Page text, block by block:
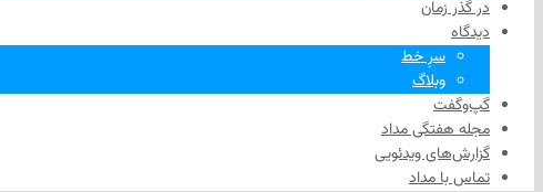
در گذر زمان
دیدگاه
سرِ خط
وبلاگ
گپ‌وگفت
مجله هفتگی مداد
گزارش‌های ویدئویی
تماس با مداد